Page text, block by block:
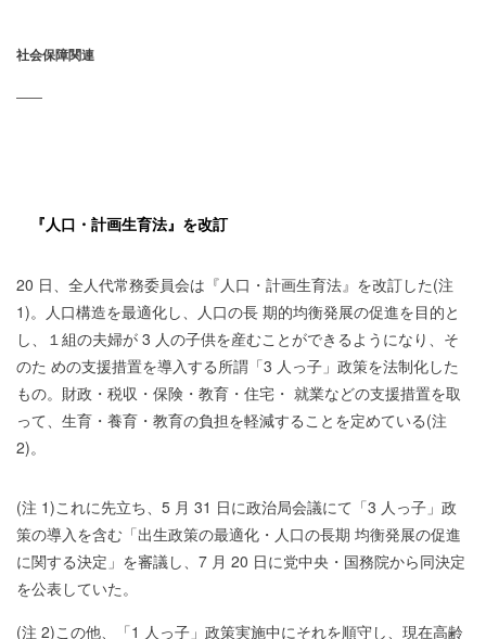
社会保障関連
——
『人口・計画生育法』を改訂
20 日、全人代常務委員会は『人口・計画生育法』を改訂した(注
1)。人口構造を最適化し、人口の長 期的均衡発展の促進を目的と
し、１組の夫婦が 3 人の子供を産むことができるようになり、そ
のた めの支援措置を導入する所謂「3 人っ子」政策を法制化した
もの。財政・税収・保険・教育・住宅・ 就業などの支援措置を取
って、生育・養育・教育の負担を軽減することを定めている(注
2)。
(注 1)これに先立ち、5 月 31 日に政治局会議にて「3 人っ子」政
策の導入を含む「出生政策の最適化・人口の長期 均衡発展の促進
に関する決定」を審議し、7 月 20 日に党中央・国務院から同決定
を公表していた。
(注 2)この他、「1 人っ子」政策実施中にそれを順守し、現在高齢